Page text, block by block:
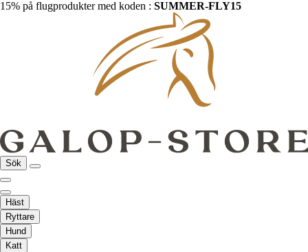
15% på flugprodukter med koden : SUMMER-FLY15
Sök
Häst
Ryttare
Hund
Katt